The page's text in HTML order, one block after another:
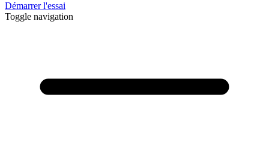
Démarrer l'essai
Toggle navigation